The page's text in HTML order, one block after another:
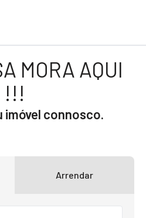
MORA AQUI
!!!
imóvel connosco.
Arrendar